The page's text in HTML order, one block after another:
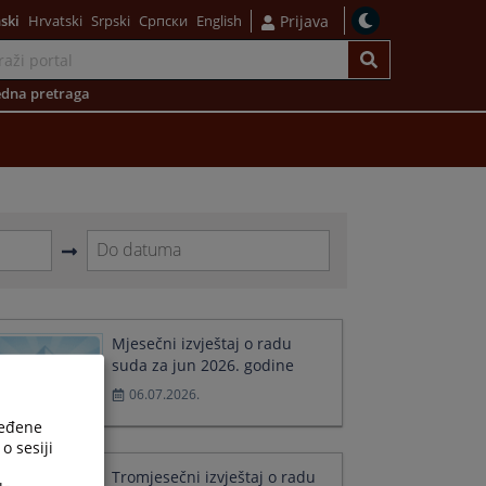
Hrvatski Srpski Српски English Prijava
pretraga
to
interact
with
calendar
and
Mjesečni izvještaj o radu
suda za jun 2026. godine
06.07.2026.
Tromjesečni izvještaj o radu
sesiji